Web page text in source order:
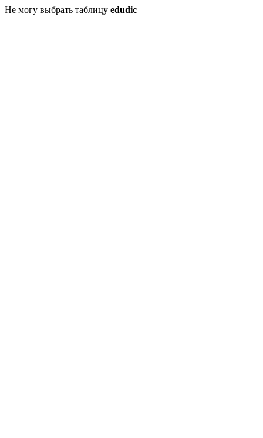
Не могу выбрать таблицу edudic